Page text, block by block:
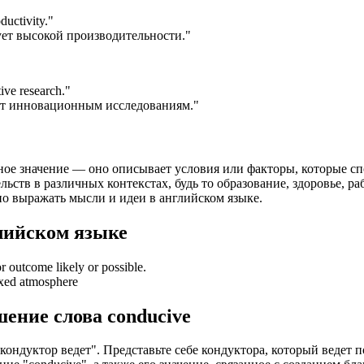
"
высокой производительности."
research."
инновационным исследованиям."
значение — оно описывает условия или факторы, которые
в различных контекстах, будь то образование, здоровье,
выражать мысли и идеи в английском языке.
языке
outcome likely or possible.
atmosphere
слова conducive
ведет". Представьте себе кондуктора, который ведет